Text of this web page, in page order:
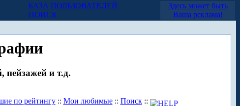
БАЗА ПОЛЬЗОВАТЕЛЕЙ
ПОИСК
Здесь может быть
Ваша реклама!
пейзажей и т.д.
по рейтингу:: Мои любимые:: Поиск::